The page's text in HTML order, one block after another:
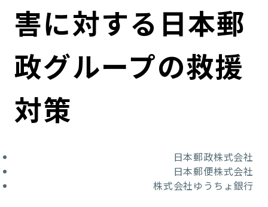
ローカル共創イニシアティブ
関連事業
IRニュース
IRカレンダー
社会
ガバナンス
害に対する日本郵
政グループの救援
対策
日本郵政株式会社
日本郵便株式会社
株式会社ゆうちょ銀行